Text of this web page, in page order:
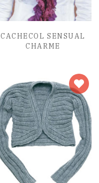
CACHECOL SENSUAL
CHARME